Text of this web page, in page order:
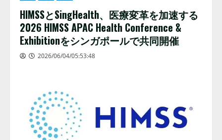
HIMSSとSingHealth、医療変革を加速する
2026 HIMSS APAC Health Conference &
Exhibitionをシンガポールで共同開催
2026/06/04/05:53:48